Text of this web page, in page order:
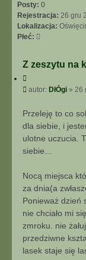
Posty: 0
Rejestracja: 26 gru
Lokalizacja:
Płeć:
Z zeszytu na
yP
o
s
autor: DłÓgi » 26
Przeleję to co
dla siebie, i
ulotne uczucia.
siebie...
Nocą miejsca
za dnia(a
Ponieważ dzień
nie chciało mi
zmroku. nie
przedziwne
lasek staje się